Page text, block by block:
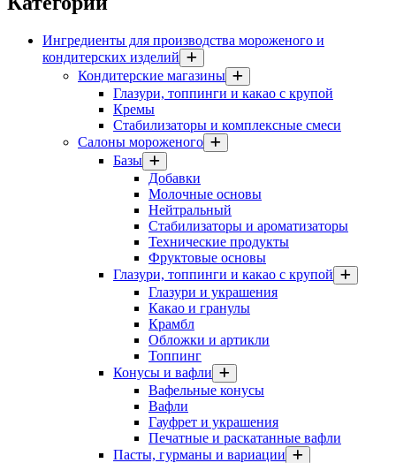
Ингредиенты для производства мороженого и
кондитерских изделий
Кондитерские магазины
Глазури, топпинги и какао с крупой
Кремы
Стабилизаторы и комплексные смеси
Салоны мороженого
Базы
Добавки
Молочные основы
Нейтральный
Стабилизаторы и ароматизаторы
Технические продукты
Фруктовые основы
Глазури, топпинги и какао с крупой
Глазури и украшения
Какао и гранулы
Крамбл
Обложки и артикли
Топпинг
Конусы и вафли
Вафельные конусы
Вафли
Гауфрет и украшения
Печатные и раскатанные вафли
Пасты, гурманы и вариации